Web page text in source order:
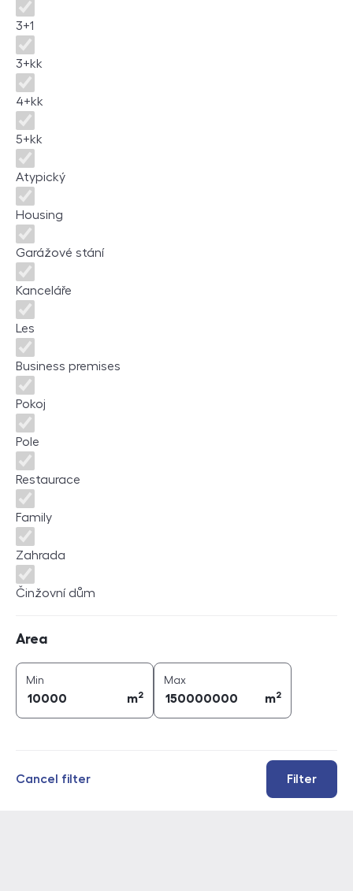
3+1
3+kk
4+kk
5+kk
Atypický
Housing
Garážové stání
Kanceláře
Les
Business premises
Pokoj
Pole
Restaurace
Family
Zahrada
Činžovní dům
Area
Min
m2
Maxarea (
m2
Filter
Cancel filter